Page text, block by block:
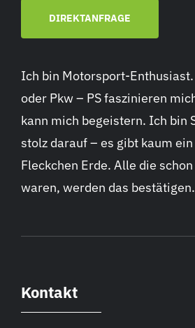
DIREKTANFRAGE
Ich bin Motorsport-
oder Pkw – PS faszinieren
kann mich begeistern. Ich bin
stolz darauf – es gibt kaum
Fleckchen Erde. Alle die
waren, werden das bestätigen.
Kontakt